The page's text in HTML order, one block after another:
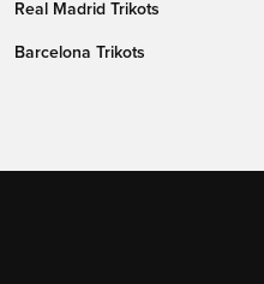
Real Madrid Trikots
Barcelona Trikots